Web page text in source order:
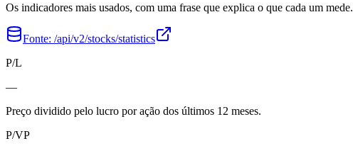
Os indicadores mais usados, com uma frase que explica o que cada um mede.
Fonte: /api/v2/stocks/statistics
P/L
—
Preço dividido pelo lucro por ação dos últimos 12 meses.
P/VP